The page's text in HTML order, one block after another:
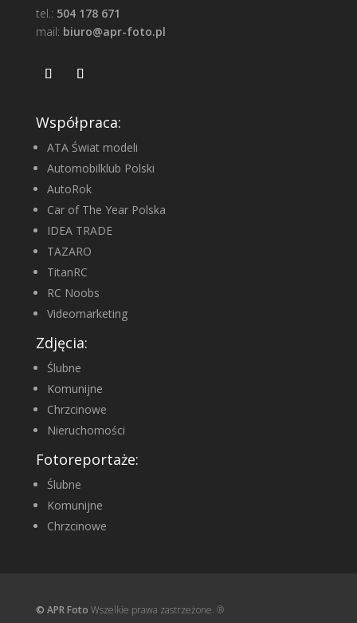
tel.: 504 178 671
mail: biuro@apr-foto.pl
Współpraca:
ATA Świat modeli
Automobilklub Polski
AutoRok
Car of The Year Polska
IDEA TRADE
TAZARO
TitanRC
RC Noobs
Videomarketing
Zdjęcia:
Ślubne
Komunijne
Chrzcinowe
Nieruchomości
Fotoreportaże:
Ślubne
Komunijne
Chrzcinowe
© APR Foto Wszelkie prawa zastrzeżone. ®